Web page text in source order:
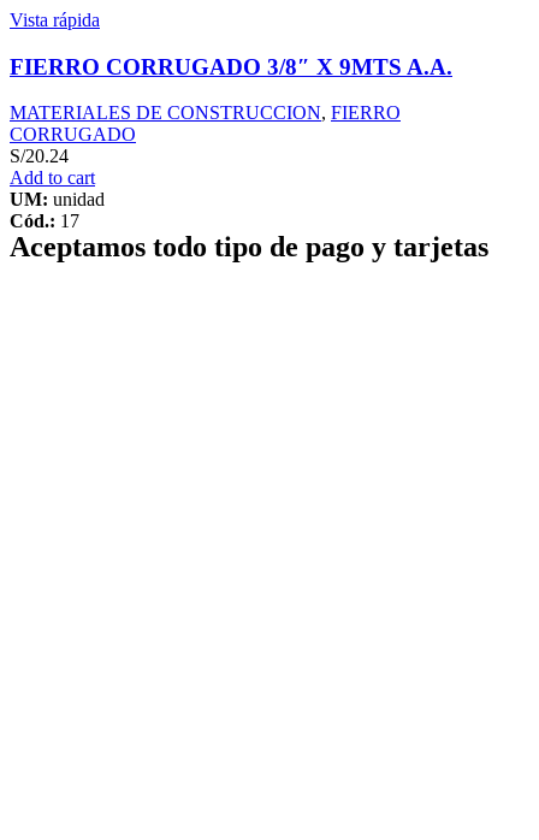
Vista rápida
FIERRO CORRUGADO 3/8″ X 9MTS A.A.
MATERIALES DE CONSTRUCCION, FIERRO
CORRUGADO
S/20.24
Add to cart
UM: unidad
Cód.: 17
Aceptamos todo tipo de pago y tarjetas